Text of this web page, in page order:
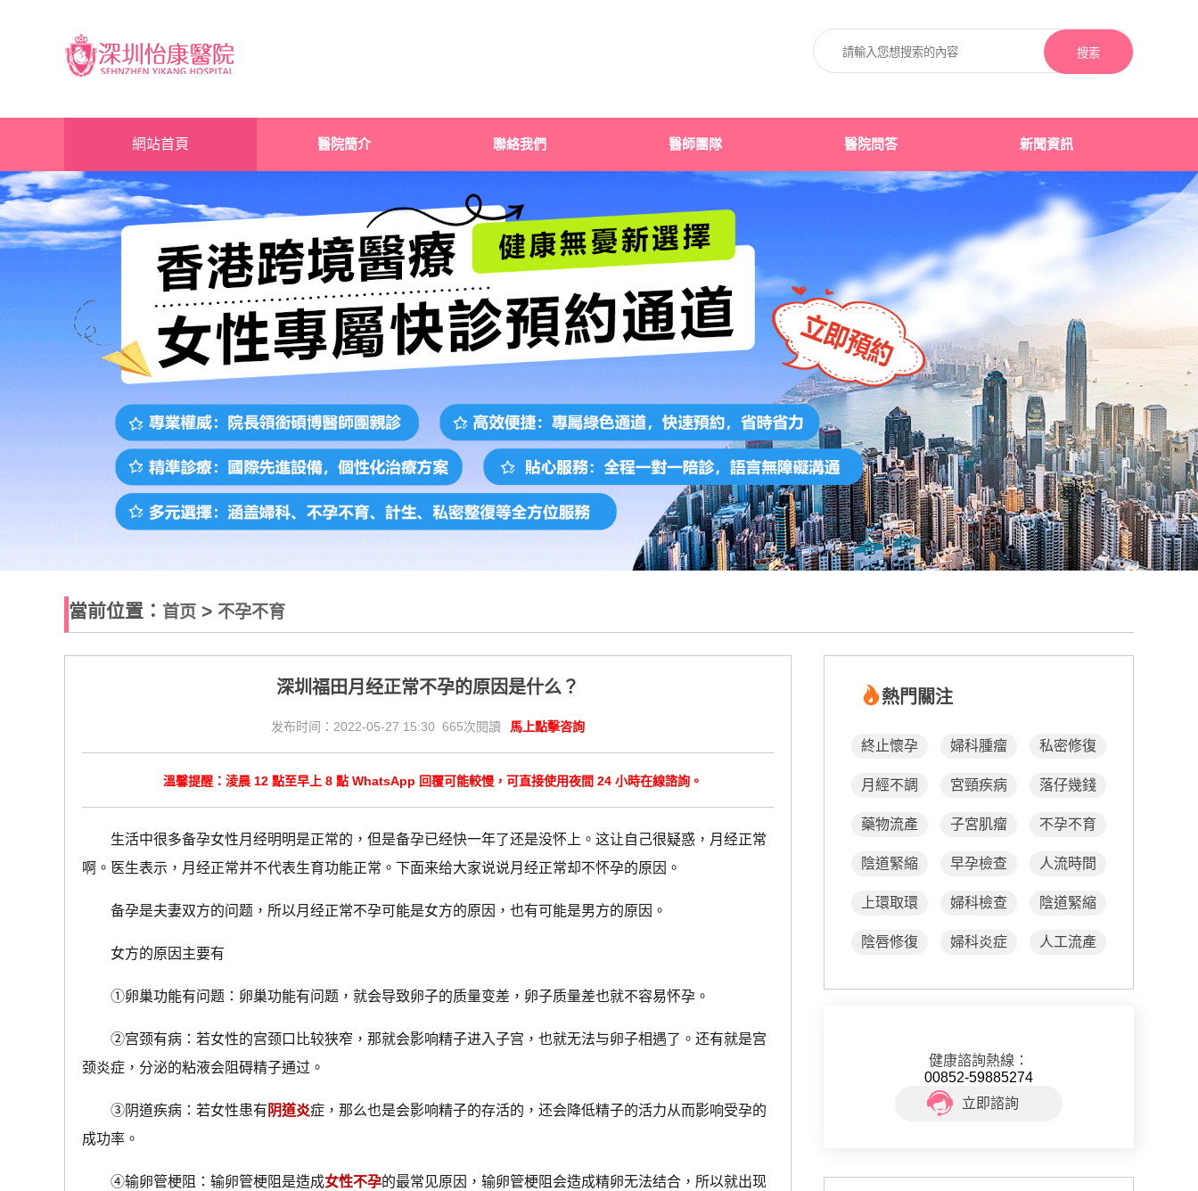
搜索
網站首頁 醫院簡介 聯絡我們 醫師團隊 醫院問答 新聞資訊
當前位置： 首页 > 不孕不育
深圳福田月经正常不孕的原因是什么？
发布时间：2022-05-27 15:30 665次閱讀 馬上點擊咨詢
溫馨提醒：淩晨 12 點至早上 8 點 WhatsApp 回覆可能較慢，可直接使用夜間 24 小時在線諮詢。
生活中很多备孕女性月经明明是正常的，但是备孕已经快一年了还是没怀上。这让自己很疑惑，月经正常
啊。医生表示，月经正常并不代表生育功能正常。下面来给大家说说月经正常却不怀孕的原因。
备孕是夫妻双方的问题，所以月经正常不孕可能是女方的原因，也有可能是男方的原因。
女方的原因主要有
①卵巢功能有问题：卵巢功能有问题，就会导致卵子的质量变差，卵子质量差也就不容易怀孕。
②宫颈有病：若女性的宫颈口比较狭窄，那就会影响精子进入子宫，也就无法与卵子相遇了。还有就是宫
颈炎症，分泌的粘液会阻碍精子通过。
③阴道疾病：若女性患有 阴道炎症，那么也是会影响精子的存活的，还会降低精子的活力从而影响受孕的
成功率。
④输卵管梗阻：输卵管梗阻是造成女性不孕的最常见原因，输卵管梗阻会造成精卵无法结合，所以就出现
熱門關注
終止懷孕 婦科腫瘤 私密修復
月經不調 宮頸疾病 落仔幾錢
藥物流產 子宮肌瘤 不孕不育
陰道緊縮 早孕檢查 人流時間
上環取環 婦科檢查 陰道緊縮
陰唇修復 婦科炎症 人工流產
健康諮詢熱線：
00852-59885274
立即諮詢